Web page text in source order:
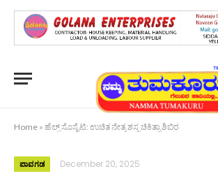
Home » ಹೆಲ್ಪ್ ಸೊಸೈಟಿ: ಉಚಿತ ನೇತ್ರ ಶಸ್ತ್ರಚಿಕಿತ್ಸಾ ಶಿಬಿರ
ಪಾವಗಡ December 20, 2025